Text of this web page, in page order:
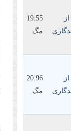
19.55
مگ
20.96
مگ